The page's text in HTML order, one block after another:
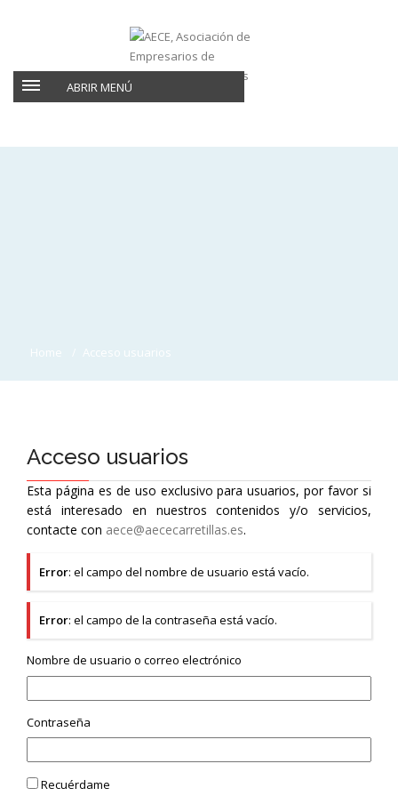
ABRIR MENÚ
Home Acceso usuarios
Acceso usuarios
Esta página es de uso exclusivo para usuarios, por favor si
está interesado en nuestros contenidos y/o servicios,
contacte con aece@aececarretillas.es.
Error: el campo del nombre de usuario está vacío.
Error: el campo de la contraseña está vacío.
Nombre de usuario o correo electrónico
Contraseña
Recuérdame